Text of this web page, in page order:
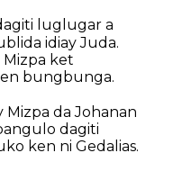
luglugar a
idiay Juda.
Mizpa ket
bungbunga.
Mizpa da Johanan
dagiti
ken ni Gedalias.